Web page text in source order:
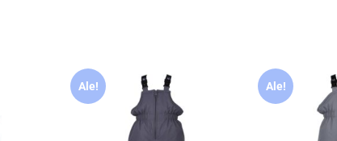
Ale! Ale!